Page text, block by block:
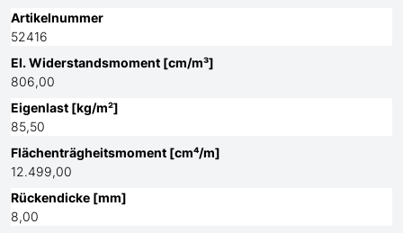
Artikelnummer
52416
El. Widerstandsmoment [cm/m³]
806,00
Eigenlast [kg/m²]
85,50
Flächenträgheitsmoment [cm⁴/m]
12.499,00
Rückendicke [mm]
8,00